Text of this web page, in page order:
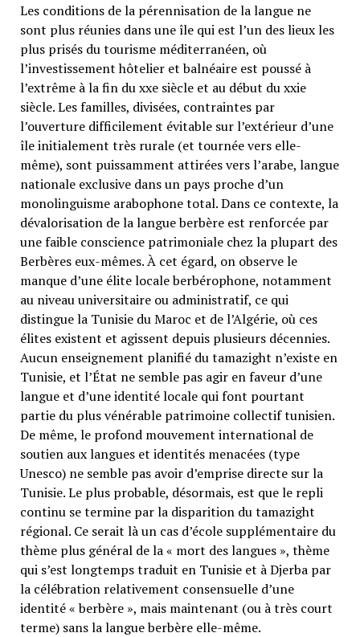
Les conditions de la pérennisation de la langue ne
sont plus réunies dans une île qui est l’un des lieux les
plus prisés du tourisme méditerranéen, où
l’investissement hôtelier et balnéaire est poussé à
l’extrême à la fin du xxe siècle et au début du xxie
siècle. Les familles, divisées, contraintes par
l’ouverture difficilement évitable sur l’extérieur d’une
île initialement très rurale (et tournée vers elle-
même), sont puissamment attirées vers l’arabe, langue
nationale exclusive dans un pays proche d’un
monolinguisme arabophone total. Dans ce contexte, la
dévalorisation de la langue berbère est renforcée par
une faible conscience patrimoniale chez la plupart des
Berbères eux-mêmes. À cet égard, on observe le
manque d’une élite locale berbérophone, notamment
au niveau universitaire ou administratif, ce qui
distingue la Tunisie du Maroc et de l’Algérie, où ces
élites existent et agissent depuis plusieurs décennies.
Aucun enseignement planifié du tamazight n’existe en
Tunisie, et l’État ne semble pas agir en faveur d’une
langue et d’une identité locale qui font pourtant
partie du plus vénérable patrimoine collectif tunisien.
De même, le profond mouvement international de
soutien aux langues et identités menacées (type
Unesco) ne semble pas avoir d’emprise directe sur la
Tunisie. Le plus probable, désormais, est que le repli
continu se termine par la disparition du tamazight
régional. Ce serait là un cas d’école supplémentaire du
thème plus général de la « mort des langues », thème
qui s’est longtemps traduit en Tunisie et à Djerba par
la célébration relativement consensuelle d’une
identité « berbère », mais maintenant (ou à très court
terme) sans la langue berbère elle-même.